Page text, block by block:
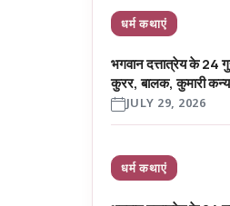
धर्म कथाएं
भगवान दत्तात्रेय के 24
कुरर, बालक, कुमारी
JULY 29, 2026
धर्म कथाएं